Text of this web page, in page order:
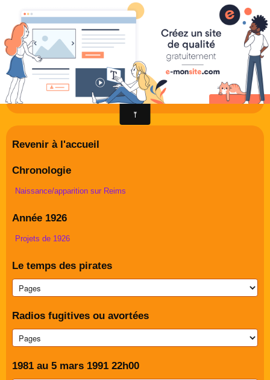
radioreims : tout sur l'histoire et
le présent des radios de Reims
Derniers potins de la FM rémoise
Livre d'or
Contact
Album Photos
Revenir à l'accueil
Chronologie
Naissance/apparition sur Reims
Année 1926
Projets de 1926
Le temps des pirates
Radios fugitives ou avortées
1981 au 5 mars 1991 22h00